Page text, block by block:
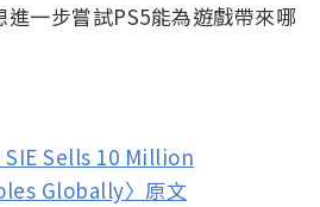
進一步嘗試PS5能為遊戲帶來哪
SIE Sells 10 Million
Globally〉原文